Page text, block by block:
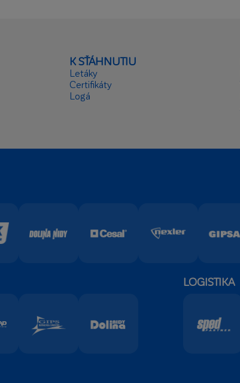
K SŤÁHNUTIU
Letáky
Certifikáty
Logá
LOGISTIKA